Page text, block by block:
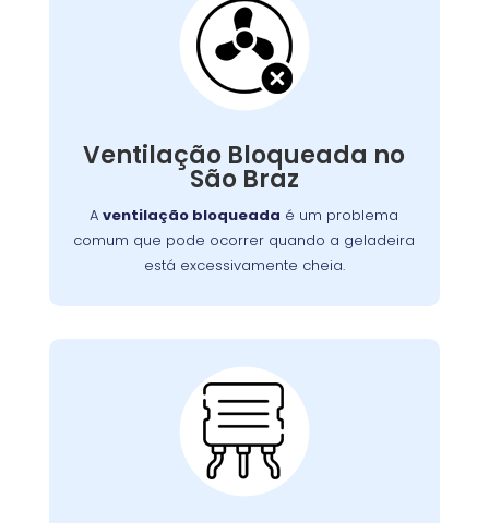
Ventilação Bloqueada no
São Braz
Aventilação bloqueada é um problema
comum que pode ocorrer quando a geladeira
está excessivamente cheia.
Ventilação da
Geladeira Bloqueada:
Isso não só dificulta o acesso aos alimentos,
como também pode
obstruir as ventilações
Embora uma simples limpeza
possa resolver a situação
, em casos mais
graves, pode ser necessário um
profissional
para limpar ou substituir as
ventilações.
Problemas com o
Motor do Ventilador do
Condensador: